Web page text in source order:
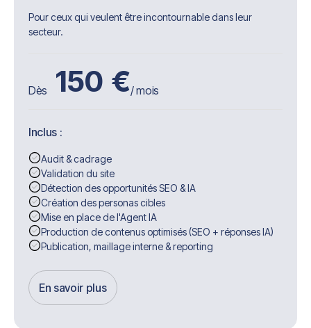
Pour ceux qui veulent être incontournable dans leur
secteur.
Dès 150 €/ mois
Inclus :
Audit & cadrage
Validation du site
Détection des opportunités SEO & IA
Création des personas cibles
Mise en place de l'Agent IA
Production de contenus optimisés (SEO + réponses IA)
Publication, maillage interne & reporting
En savoir plus
Get Started